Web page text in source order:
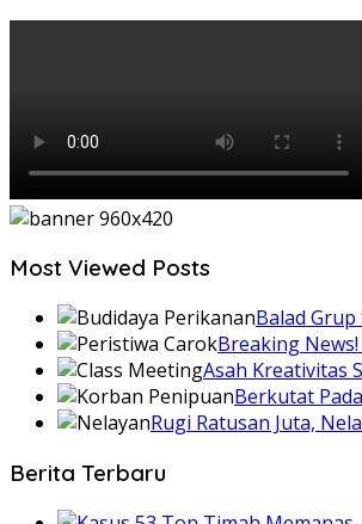
Most Viewed Posts
Balad
Breaking
Asah Kreativitas
Berkutat
Rugi Ratusan Juta,
Berita Terbaru